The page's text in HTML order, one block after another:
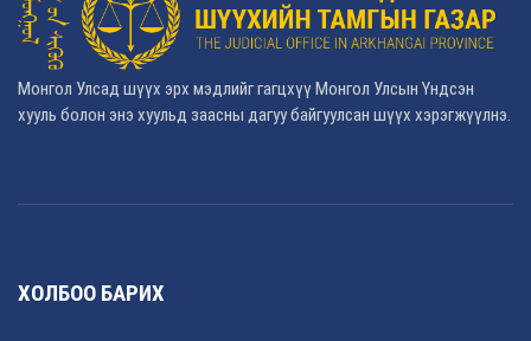
Монгол Улсад шүүх эрх мэдлийг гагцхүү Монгол Улсын Үндсэн
хууль болон энэ хуульд заасны дагуу байгуулсан шүүх хэрэгжүүлнэ.
ХОЛБОО БАРИХ